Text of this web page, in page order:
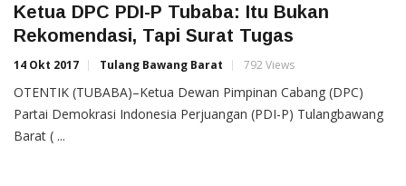
Ketua DPC PDI-P Tubaba: Itu Bukan
Rekomendasi, Tapi Surat Tugas
14 Okt 2017 Tulang Bawang Barat 792 Views
OTENTIK (TUBABA)–Ketua Dewan Pimpinan Cabang (DPC)
Partai Demokrasi Indonesia Perjuangan (PDI-P) Tulangbawang
Barat ( ...